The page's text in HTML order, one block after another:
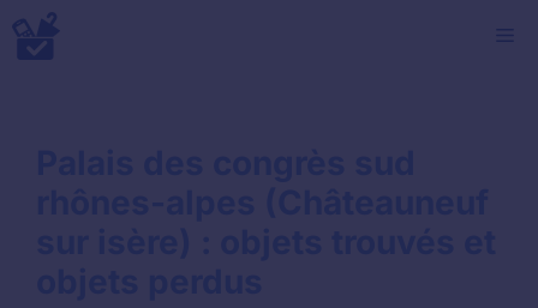
Aller
au